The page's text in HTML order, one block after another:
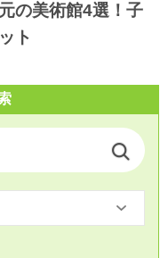
の美術館4選！子
ト